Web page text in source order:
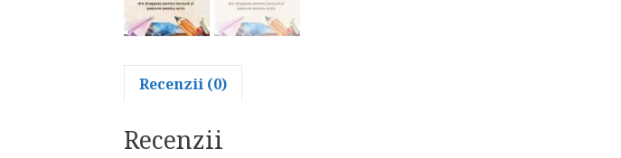
Recenzii (0)
Recenzii